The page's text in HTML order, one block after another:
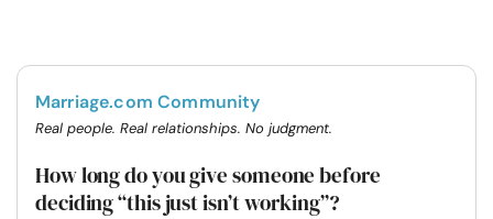
Marriage.com Community
Real people. Real relationships. No judgment.
How long do you give someone before
deciding “this just isn’t working”?